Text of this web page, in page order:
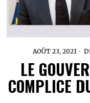
AOÛT 23, 2021
LE
COMPLICE